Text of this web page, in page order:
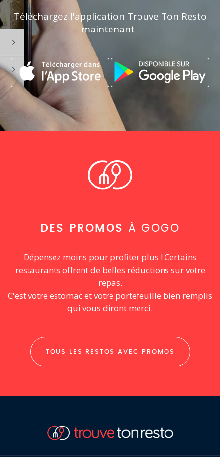
Téléchargez l'application Trouve Ton Resto
maintenant !
DES PROMOS À GOGO
Dépensez moins pour profiter plus ! Certains
restaurants offrent de belles réductions sur votre
repas.
C'est votre estomac et votre portefeuille bien remplis
qui vous diront merci.
TOUS LES RESTOS AVEC PROMOS